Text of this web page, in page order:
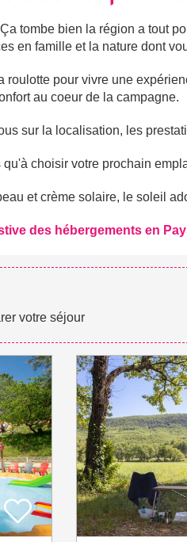
tombe bien la région a tout
en famille et la nature dont
pour vivre une
au coeur de la campagne.
sur la localisation, les
qu'à choisir votre prochain
et crème solaire, le soleil
des hébergements en
votre séjour